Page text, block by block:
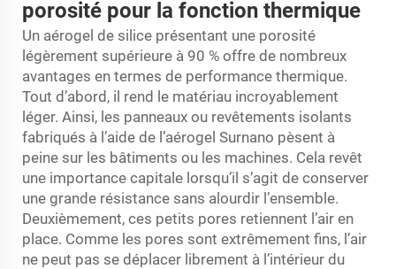
porosité pour la fonction thermique
Un aérogel de silice présentant une porosité
légèrement supérieure à 90 % offre de nombreux
avantages en termes de performance thermique.
Tout d’abord, il rend le matériau incroyablement
léger. Ainsi, les panneaux ou revêtements isolants
fabriqués à l’aide de l’aérogel Surnano pèsent à
peine sur les bâtiments ou les machines. Cela revêt
une importance capitale lorsqu’il s’agit de conserver
une grande résistance sans alourdir l’ensemble.
Deuxièmement, ces petits pores retiennent l’air en
place. Comme les pores sont extrêmement fins, l’air
ne peut pas se déplacer librement à l’intérieur du